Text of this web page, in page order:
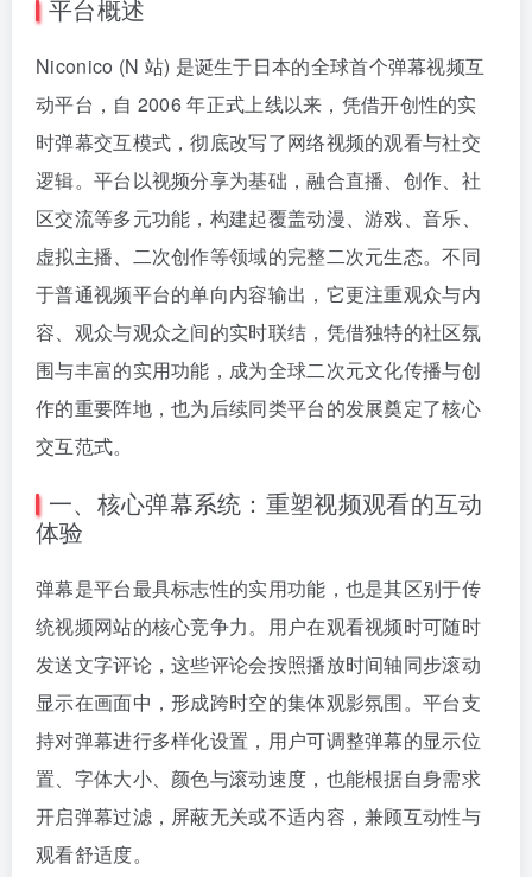
平台概述
Niconico (N 站) 是诞生于日本的全球首个弹幕视频互
动平台，自 2006 年正式上线以来，凭借开创性的实
时弹幕交互模式，彻底改写了网络视频的观看与社交
逻辑。平台以视频分享为基础，融合直播、创作、社
区交流等多元功能，构建起覆盖动漫、游戏、音乐、
虚拟主播、二次创作等领域的完整二次元生态。不同
于普通视频平台的单向内容输出，它更注重观众与内
容、观众与观众之间的实时联结，凭借独特的社区氛
围与丰富的实用功能，成为全球二次元文化传播与创
作的重要阵地，也为后续同类平台的发展奠定了核心
交互范式。
一、核心弹幕系统：重塑视频观看的互动
体验
弹幕是平台最具标志性的实用功能，也是其区别于传
统视频网站的核心竞争力。用户在观看视频时可随时
发送文字评论，这些评论会按照播放时间轴同步滚动
显示在画面中，形成跨时空的集体观影氛围。平台支
持对弹幕进行多样化设置，用户可调整弹幕的显示位
置、字体大小、颜色与滚动速度，也能根据自身需求
开启弹幕过滤，屏蔽无关或不适内容，兼顾互动性与
观看舒适度。